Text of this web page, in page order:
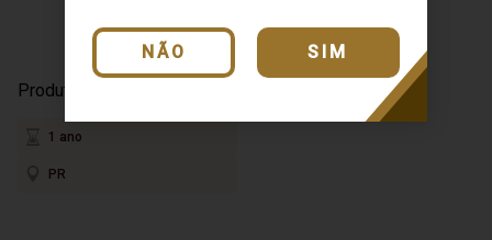
NÃO SIM
Produto Esgotado
1 ano
PR